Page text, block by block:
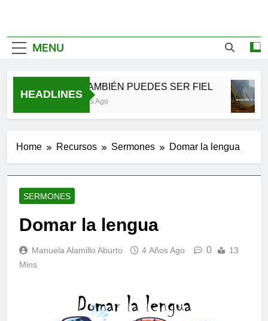
MENU
HEADLINES
TÚ TAMBIÉN PUEDES SER FIEL
2 Meses Ago
Home Recursos Sermones Domar la lengua
SERMONES
Domar la lengua
Manuela Alamillo Aburto 4 Años Ago 0
13
Mins